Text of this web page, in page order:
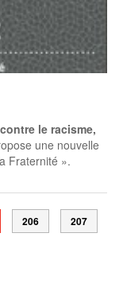
le racisme,
une nouvelle
Fraternité ».
206
207